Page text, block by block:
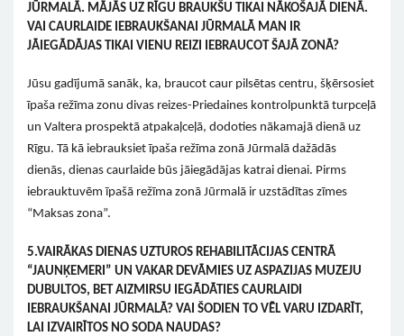
JŪRMALĀ. MĀJĀS UZ RĪGU BRAUKŠU TIKAI NĀKOŠAJĀ DIENĀ.
VAI CAURLAIDE IEBRAUKŠANAI JŪRMALĀ MAN IR
JĀIEGĀDĀJAS TIKAI VIENU REIZI IEBRAUCOT ŠAJĀ ZONĀ?
Jūsu gadījumā sanāk, ka, braucot caur pilsētas centru, šķērsosiet
īpaša režīma zonu divas reizes-Priedaines kontrolpunktā turpceļā
un Valtera prospektā atpakaļceļā, dodoties nākamajā dienā uz
Rīgu. Tā kā iebrauksiet īpaša režīma zonā Jūrmalā dažādās
dienās, dienas caurlaide būs jāiegādājas katrai dienai. Pirms
iebrauktuvēm īpašā režīma zonā Jūrmalā ir uzstādītas zīmes
“Maksas zona”.
5.VAIRĀKAS DIENAS UZTUROS REHABILITĀCIJAS CENTRĀ
“JAUNĶEMERI” UN VAKAR DEVĀMIES UZ ASPAZIJAS MUZEJU
DUBULTOS, BET AIZMIRSU IEGĀDĀTIES CAURLAIDI
IEBRAUKŠANAI JŪRMALĀ? VAI ŠODIEN TO VĒL VARU IZDARĪT,
LAI IZVAIRĪTOS NO SODA NAUDAS?